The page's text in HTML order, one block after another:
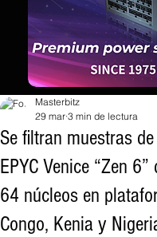
Se filtran muestras
EPYC Venice “Zen
64 núcleos en
Congo, Kenia y
Masterbitz
29 mar 3 min de lectura